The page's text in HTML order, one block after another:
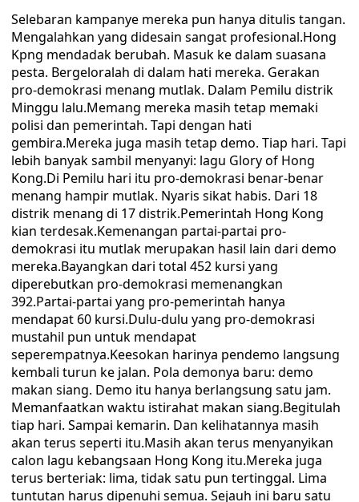
Selebaran kampanye mereka pun hanya ditulis tangan.
Mengalahkan yang didesain sangat profesional.Hong
Kpng mendadak berubah. Masuk ke dalam suasana
pesta. Bergeloralah di dalam hati mereka. Gerakan
pro-demokrasi menang mutlak. Dalam Pemilu distrik
Minggu lalu.Memang mereka masih tetap memaki
polisi dan pemerintah. Tapi dengan hati
gembira.Mereka juga masih tetap demo. Tiap hari. Tapi
lebih banyak sambil menyanyi: lagu Glory of Hong
Kong.Di Pemilu hari itu pro-demokrasi benar-benar
menang hampir mutlak. Nyaris sikat habis. Dari 18
distrik menang di 17 distrik.Pemerintah Hong Kong
kian terdesak.Kemenangan partai-partai pro-
demokrasi itu mutlak merupakan hasil lain dari demo
mereka.Bayangkan dari total 452 kursi yang
diperebutkan pro-demokrasi memenangkan
392.Partai-partai yang pro-pemerintah hanya
mendapat 60 kursi.Dulu-dulu yang pro-demokrasi
mustahil pun untuk mendapat
seperempatnya.Keesokan harinya pendemo langsung
kembali turun ke jalan. Pola demonya baru: demo
makan siang. Demo itu hanya berlangsung satu jam.
Memanfaatkan waktu istirahat makan siang.Begitulah
tiap hari. Sampai kemarin. Dan kelihatannya masih
akan terus seperti itu.Masih akan terus menyanyikan
calon lagu kebangsaan Hong Kong itu.Mereka juga
terus berteriak: lima, tidak satu pun tertinggal. Lima
tuntutan harus dipenuhi semua. Sejauh ini baru satu